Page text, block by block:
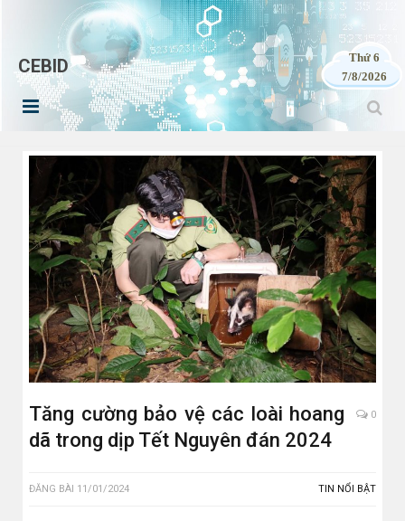
CEBID
Thứ 6
7/8/2026
Tăng cường bảo vệ các loài hoang
dã trong dịp Tết Nguyên đán 2024
0
ĐĂNG BÀI 11/01/2024 TIN NỔI BẬT